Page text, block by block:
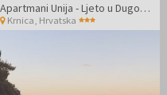
Apartmani Unija - Ljeto u Dugoj Uvali
Krnica, Hrvatska